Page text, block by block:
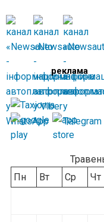
реклама
Пн
Вт Ср Чт